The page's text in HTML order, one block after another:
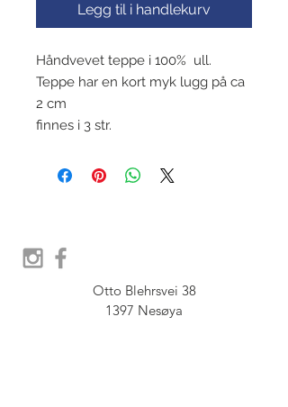
Legg til i handlekurv
Håndvevet teppe i 100% ull.
Teppe har en kort myk lugg på ca
2 cm
finnes i 3 str.
Otto Blehrsvei 38
1397 Nesøya